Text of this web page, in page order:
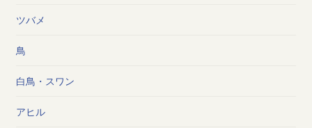
ツバメ
鳥
白鳥・スワン
アヒル